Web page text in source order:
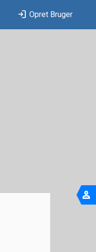
login Opret Bruger
person